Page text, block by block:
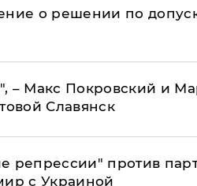
о решении по
– Макс Покровский и
Славянск
репрессии" против
с Украиной